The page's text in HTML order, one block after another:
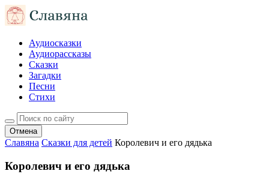
Аудиосказки
Аудиорассказы
Сказки
Загадки
Песни
Стихи
Отмена
Славяна Сказки для детей Королевич и его дядька
Королевич и его дядька